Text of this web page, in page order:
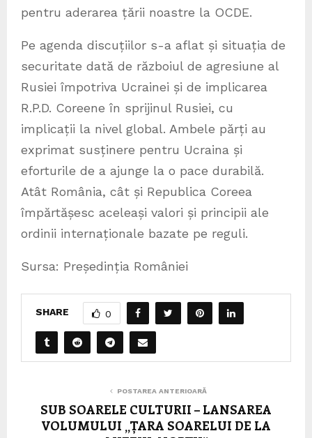
pentru aderarea țării noastre la OCDE.
Pe agenda discuțiilor s-a aflat și situația de
securitate dată de războiul de agresiune al
Rusiei împotriva Ucrainei și de implicarea
R.P.D. Coreene în sprijinul Rusiei, cu
implicații la nivel global. Ambele părți au
exprimat susținere pentru Ucraina și
eforturile de a ajunge la o pace durabilă.
Atât România, cât și Republica Coreea
împărtășesc aceleași valori și principii ale
ordinii internaționale bazate pe reguli.
Sursa: Președinția României
SHARE 0
POSTAREA ANTERIOARĂ
SUB SOARELE CULTURII – LANSAREA
VOLUMULUI „ȚARA SOARELUI DE LA